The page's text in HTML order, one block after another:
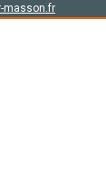
masson.fr
sont réservés,
de licence